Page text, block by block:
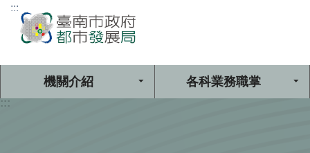
跳到主要內容區塊
:::
:::
機關介紹 各科業務職掌